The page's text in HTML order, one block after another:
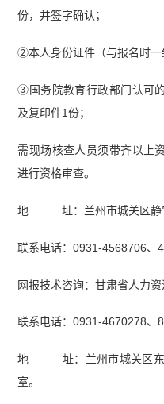
份，并签字确认；
②本人身份证件（与报名时一
③国务院教育行政部门认可
及复印件1份；
需现场核查人员须带齐以上
进行资格审查。
地 址：兰州市城关区静宁
联系电话：0931-4568706、
网报技术咨询：甘肃省人力
联系电话：0931-4670278、
地 址：兰州市城关区东
室。